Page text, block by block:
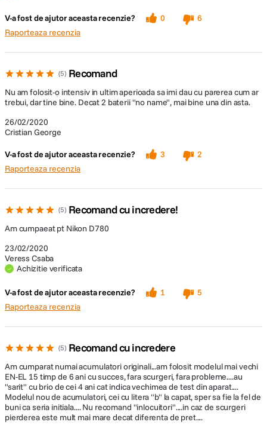
V-a fost de ajutor aceasta recenzie? 0
6
Raporteaza recenzia
5 Recomand
26/02/2020
Cristian George
Nu am folosit-o intensiv in ultim aperioada sa imi dau cu parerea cum ar
trebui, dar tine bine. Decat 2 baterii "no name", mai bine una din asta.
V-a fost de ajutor aceasta recenzie? 3
2
Raporteaza recenzia
5 Recomand cu incredere!
23/02/2020
Veress Csaba
Achizitie verificata
Am cumpaeat pt Nikon D780
V-a fost de ajutor aceasta recenzie? 1
5
Raporteaza recenzia
5 Recomand cu incredere
Am cumparat numai acumulatori originali...am folosit modelul mai vechi
EN-EL 15 timp de 6 ani cu succes, fara scurgeri, fara probleme....au
"sarit" cu brio de cei 4 ani cat indica vechimea de test din aparat....
Modelul nou de acumulatori, cei cu litera "b" la capat, sper sa fie la fel de
buni ca seria initiala.... Nu recomand "inlocuitori"....in caz de scurgeri
pierderea este mult mai mare decat diferenta de pret....